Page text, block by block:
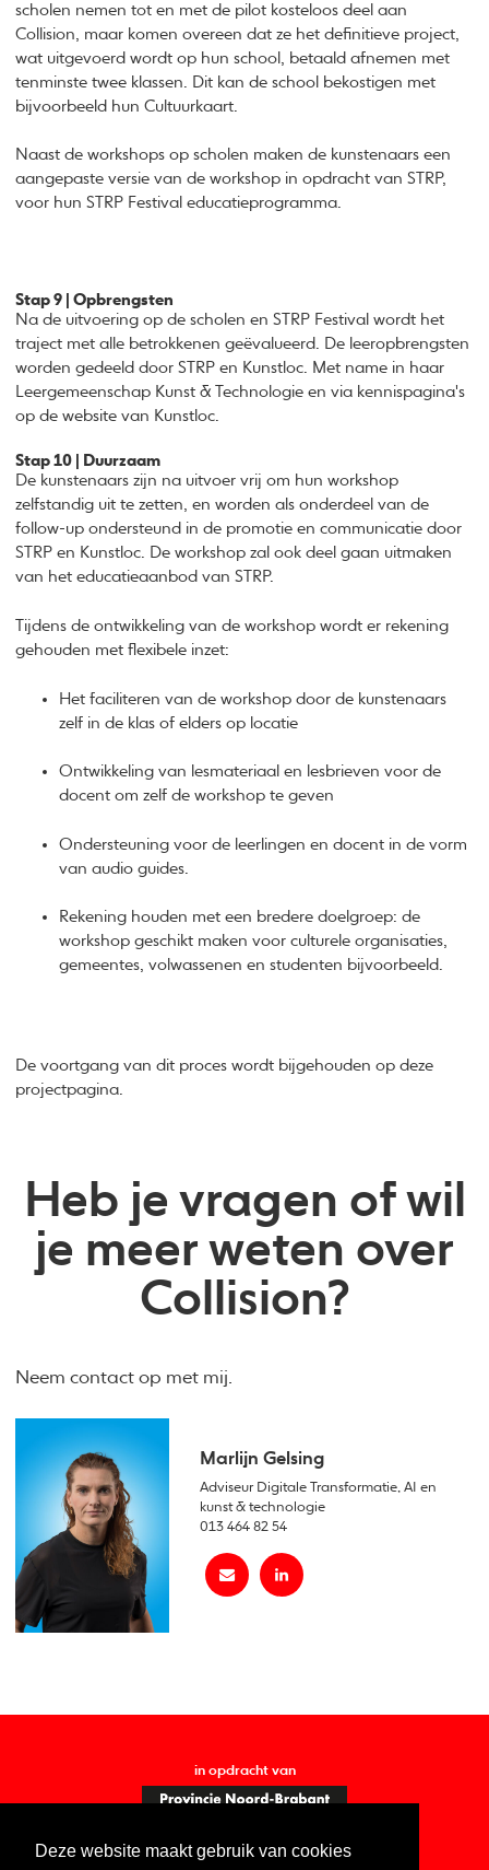
Deze website maakt gebruik van cookies
scholen nemen tot en met de pilot kosteloos deel aan
Collision, maar komen overeen dat ze het definitieve project,
wat uitgevoerd wordt op hun school, betaald afnemen met
tenminste twee klassen. Dit kan de school bekostigen met
bijvoorbeeld hun Cultuurkaart.
Naast de workshops op scholen maken de kunstenaars een
aangepaste versie van de workshop in opdracht van STRP,
voor hun STRP Festival educatieprogramma.
Stap 9 | Opbrengsten
Na de uitvoering op de scholen en STRP Festival wordt het
traject met alle betrokkenen geëvalueerd. De leeropbrengsten
worden gedeeld door STRP en Kunstloc. Met name in haar
Leergemeenschap Kunst & Technologie en via kennispagina's
op de website van Kunstloc.
Stap 10 | Duurzaam
De kunstenaars zijn na uitvoer vrij om hun workshop
zelfstandig uit te zetten, en worden als onderdeel van de
follow-up ondersteund in de promotie en communicatie door
STRP en Kunstloc. De workshop zal ook deel gaan uitmaken
van het educatieaanbod van STRP.
Tijdens de ontwikkeling van de workshop wordt er rekening
gehouden met flexibele inzet:
Het faciliteren van de workshop door de kunstenaars
zelf in de klas of elders op locatie
Ontwikkeling van lesmateriaal en lesbrieven voor de
docent om zelf de workshop te geven
Ondersteuning voor de leerlingen en docent in de vorm
van audio guides.
Rekening houden met een bredere doelgroep: de
workshop geschikt maken voor culturele organisaties,
gemeentes, volwassenen en studenten bijvoorbeeld.
De voortgang van dit proces wordt bijgehouden op deze
projectpagina.
Heb je vragen of wil
je meer weten over
Collision?
Neem contact op met mij.
Marlijn Gelsing
Adviseur Digitale Transformatie, AI en
kunst & technologie
013 464 82 54
in opdracht van